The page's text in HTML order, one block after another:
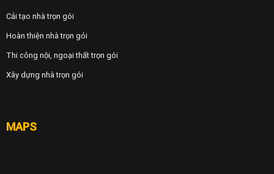
Cải tạo nhà trọn gói
Hoàn thiện nhà trọn gói
Thi công nội, ngoại thất trọn gói
Xây dựng nhà trọn gói
MAPS